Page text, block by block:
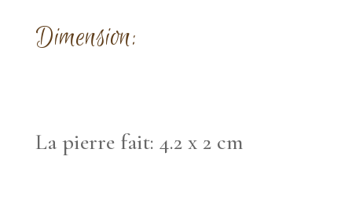
Dimension:
La pierre fait: 4.2 x 2 cm